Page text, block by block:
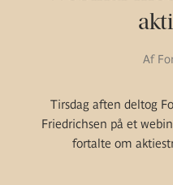
Af
Tirsdag aften deltog
Friedrichsen på et
fortalte om